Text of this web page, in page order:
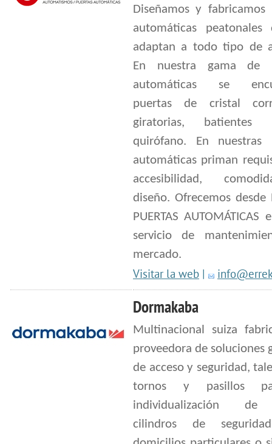
Diseñamos y fabricamos
automáticas peatonales
adaptan a todo tipo de
En nuestra gama de
automáticas se
puertas de cristal
giratorias,
quirófano. En nuestras
automáticas priman
accesibilidad,
diseño. Ofrecemos desde
PUERTAS AUTOMÁTICAS
servicio de
mercado.
Visitar la web |
Dormakaba
Multinacional suiza
proveedora de soluciones
de acceso y seguridad,
tornos y pasillos
individualización de
cilindros de